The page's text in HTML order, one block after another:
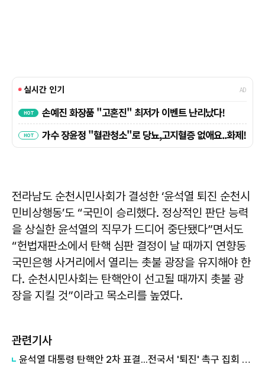
전라남도 순천시민사회가 결성한 ‘윤석열 퇴진 순천시
민비상행동’도 “국민이 승리했다. 정상적인 판단 능력
을 상실한 윤석열의 직무가 드디어 중단됐다”면서도
“헌법재판소에서 탄핵 심판 결정이 날 때까지 연향동
국민은행 사거리에서 열리는 촛불 광장을 유지해야 한
다. 순천시민사회는 탄핵안이 선고될 때까지 촛불 광
장을 지킬 것”이라고 목소리를 높였다.
관련기사
윤석열 대통령 탄핵안 2차 표결...전국서 '퇴진' 촉구 집회 잇따라